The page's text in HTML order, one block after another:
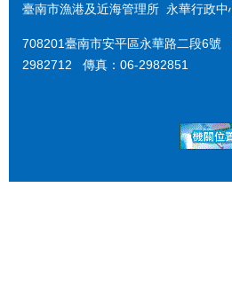
臺南市漁港及近海管理所 永華行政中
708201臺南市安平區永華路二段6號
2982712 傳真：06-2982851